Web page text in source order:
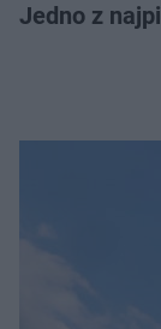
Jedno z